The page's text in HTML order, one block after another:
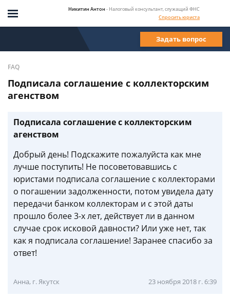
Никитин Антон - Налоговый консультант, служащий ФНС
Спросить юриста
Задать вопрос
FAQ
Подписала соглашение с коллекторским
агенством
Подписала соглашение с коллекторским
агенством
Добрый день! Подскажите пожалуйста как мне
лучше поступить! Не посоветовавшись с
юристами подписала соглашение с коллекторами
о погашении задолженности, потом увидела дату
передачи банком коллекторам и с этой даты
прошло более 3-х лет, действует ли в данном
случае срок исковой давности? Или уже нет, так
как я подписала соглашение! Заранее спасибо за
ответ!
Анна, г. Якутск 23 ноября 2018 г. 6:39